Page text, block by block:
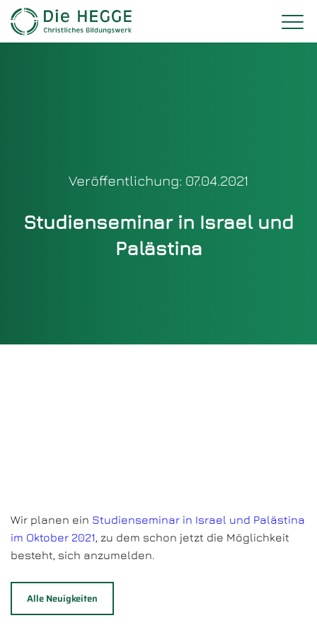
Veröffentlichung: 07.04.2021
Studienseminar in Israel und
Palästina
Wir planen ein Studienseminar in Israel und Palästina
im Oktober 2021, zu dem schon jetzt die Möglichkeit
besteht, sich anzumelden.
Alle Neuigkeiten